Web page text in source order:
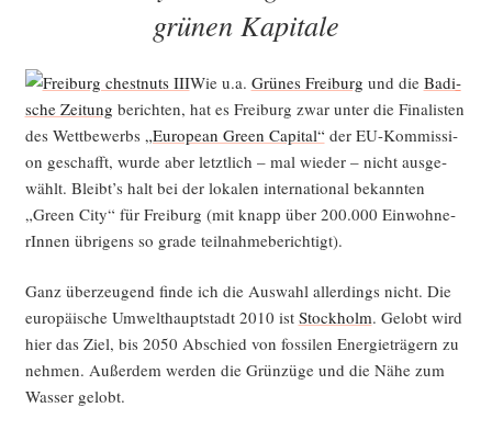
grünen Kapitale
Wie u.a. Grü­nes Frei­burg und die Badi­
sche Zei­tung berich­ten, hat es Frei­burg zwar unter die Fina­lis­ten
des Wett­be­werbs „Euro­pean Green Capi­tal“ der EU-Kom­mis­si­
on geschafft, wur­de aber letzt­lich – mal wie­der – nicht aus­ge­
wählt. Bleibt’s halt bei der loka­len inter­na­tio­nal bekann­ten
„Green City“ für Frei­burg (mit knapp über 200.000 Ein­woh­ne­
rIn­nen übri­gens so gra­de teilnahmeberichtigt).
Ganz über­zeu­gend fin­de ich die Aus­wahl aller­dings nicht. Die
euro­päi­sche Umwelt­haupt­stadt 2010 ist Stock­holm. Gelobt wird
hier das Ziel, bis 2050 Abschied von fos­si­len Ener­gie­trä­gern zu
neh­men. Außer­dem wer­den die Grün­zü­ge und die Nähe zum
Was­ser gelobt.